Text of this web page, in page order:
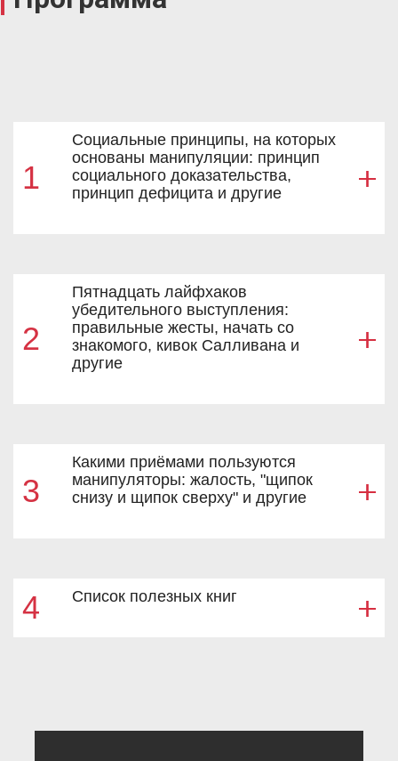
1
Социальные принципы, на которых
основаны манипуляции: принцип
социального доказательства,
принцип дефицита и другие
2
Пятнадцать лайфхаков
убедительного выступления:
правильные жесты, начать со
знакомого, кивок Салливана и
другие
3
Какими приёмами пользуются
манипуляторы: жалость, "щипок
снизу и щипок сверху" и другие
4 Список полезных книг